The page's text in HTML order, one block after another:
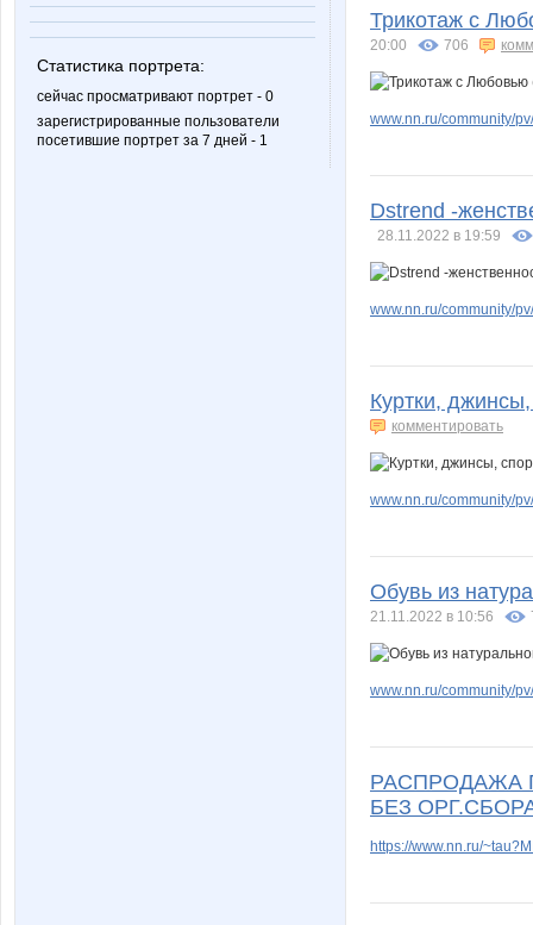
Статистика портрета:
сейчас просматривают портрет - 0
зарегистрированные пользователи
посетившие портрет за 7 дней - 1
Трикотаж с
20:00 706
www.nn.ru/community/
Dstrend -
28.11.2022 в 19:59
www.nn.ru/community/
Куртки,
комментировать
www.nn.ru/community/
Обувь из
21.11.2022 в 10:56
www.nn.ru/community/
РАСПРОДАЖА
БЕЗ
https://www.nn.ru/